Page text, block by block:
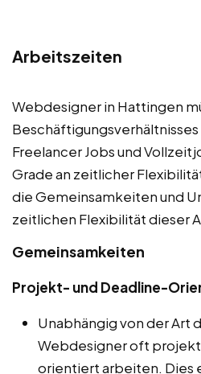
Arbeitszeiten
Webdesigner in Hattingen
Freelancer Jobs und
Grade an zeitlicher
die Gemeinsamkeiten und
zeitlichen Flexibilität dieser
Gemeinsamkeiten
Projekt- und Deadline-
Unabhängig von der Art
Webdesigner oft
orientiert arbeiten. Dies